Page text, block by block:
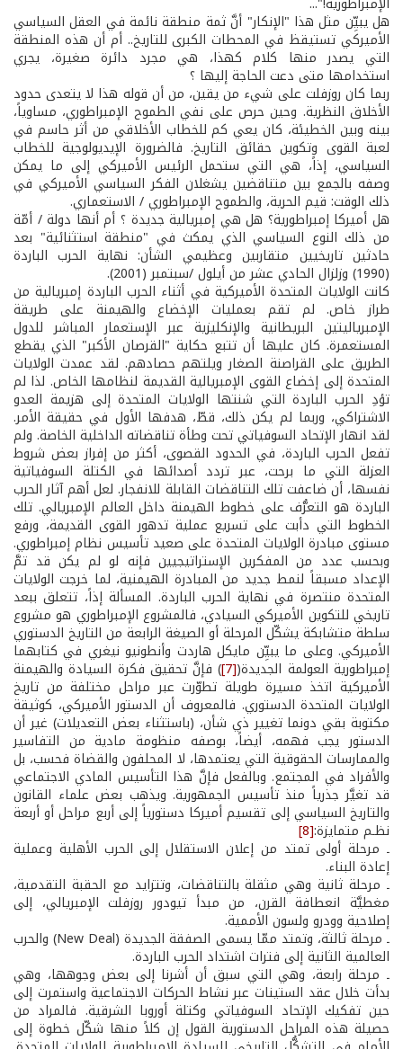
هل يبيِّن مثل هذا "الإنكار" أنَّ ثمة منطقة نائمة في العقل السياسي
الأميركي تستيقظ في المحطات الكبرى للتاريخ.. أم أن هذه المنطقة
التي يصدر منها كلام كهذا، هي مجرد دائرة صغيرة، يجري
استخدامها متى دعت الحاجة إليها ؟
ربما كان روزفلت على شيء من يقين، من أن قوله هذا لا يتعدى حدود
الأخلاق النظرية. وحين حرص على نفي الطموح الإمبراطوري، مساوياً،
بينه وبين الخطيئة، كان يعي كم للخطاب الأخلاقي من أثر حاسم في
لعبة القوى وتكوين حقائق التاريخ. فالضرورة الإيديولوجية للخطاب
السياسي، إذاً، هي التي ستحمل الرئيس الأميركي إلى ما يمكن
وصفه بالجمع بين متناقضين يشغلان الفكر السياسي الأميركي في
ذلك الوقت: قيم الحرية، والطموح الإمبراطوري / الاستعماري.
هل أميركا إمبراطورية؟ هل هي إمبريالية جديدة ؟ أم أنها دولة / أمّة
من ذلك النوع السياسي الذي يمكث في "منطقة استثنائية" بعد
حادثين تاريخيين متقاربين وعظيمي الشأن: نهاية الحرب الباردة
(1990) وزلزال الحادي عشر من أيلول /سبتمبر (2001).
كانت الولايات المتحدة الأميركية في أثناء الحرب الباردة إمبريالية من
طراز خاص. لم تقم بعمليات الإخضاع والهيمنة على طريقة
الإمبرياليتين البريطانية والإنكليزية عبر الإستعمار المباشر للدول
المستعمرة. كان عليها أن تتبع حكاية "القرصان الأكبر" الذي يقطع
الطريق على القراصنة الصغار ويلتهم حصادهم. لقد عمدت الولايات
المتحدة إلى إخضاع القوى الإمبريالية القديمة لنظامها الخاص. لذا لم
تؤدِ الحرب الباردة التي شنتها الولايات المتحدة إلى هزيمة العدو
الاشتراكي، وربما لم يكن ذلك، قطّ، هدفها الأول في حقيقة الأمر.
لقد انهار الإتحاد السوفياتي تحت وطأة تناقضاته الداخلية الخاصة. ولم
تفعل الحرب الباردة، في الحدود القصوى، أكثر من إفراز بعض شروط
العزلة التي ما برحت، عبر تردد أصدائها في الكتلة السوفياتية
نفسها، أن ضاعفت تلك التناقضات القابلة للانفجار. لعل أهم آثار الحرب
الباردة هو التعرُّف على خطوط الهيمنة داخل العالم الإمبريالي. تلك
الخطوط التي دأبت على تسريع عملية تدهور القوى القديمة، ورفع
مستوى مبادرة الولايات المتحدة على صعيد تأسيس نظام إمبراطوري.
وبحسب عدد من المفكرين الإستراتيجيين فإنه لو لم يكن قد تمَّ
الإعداد مسبقاً لنمط جديد من المبادرة الهيمنية، لما خرجت الولايات
المتحدة منتصرة في نهاية الحرب الباردة. المسألة إذاً، تتعلق ببعد
تاريخي للتكوين الأميركي السيادي، فالمشروع الإمبراطوري هو مشروع
سلطة متشابكة يشكّل المرحلة أو الصيغة الرابعة من التاريخ الدستوري
الأميركي. وعلى ما يبيِّن مايكل هاردت وأنطونيو نيغري في كتابهما
إمبراطورية العولمة الجديدة([7] ) فإنَّ تحقيق فكرة السيادة والهيمنة
الأميركية اتخذ مسيرة طويلة تطوّرت عبر مراحل مختلفة من تاريخ
الولايات المتحدة الدستوري. فالمعروف أن الدستور الأميركي، كوثيقة
مكتوبة بقي دونما تغيير ذي شأن، (باستثناء بعض التعديلات) غير أن
الدستور يجب فهمه، أيضاً، بوصفه منظومة مادية من التفاسير
والممارسات الحقوقية التي يعتمدها، لا المحلفون والقضاة فحسب، بل
والأفراد في المجتمع. وبالفعل فإنَّ هذا التأسيس المادي الاجتماعي
قد تغيَّر جذرياً منذ تأسيس الجمهورية. ويذهب بعض علماء القانون
والتاريخ السياسي إلى تقسيم أميركا دستورياً إلى أربع مراحل أو أربعة
نظـم متمايزة:[8]
ـ مرحلة أولى تمتد من إعلان الاستقلال إلى الحرب الأهلية وعملية
إعادة البناء.
ـ مرحلة ثانية وهي مثقلة بالتناقضات، وتتزايد مع الحقبة التقدمية،
مغطيَّة انعطافة القرن، من مبدأ تيودور روزفلت الإمبريالي، إلى
إصلاحية وودرو ولسون الأممية.
ـ مرحلة ثالثة، وتمتد ممّا يسمى الصفقة الجديدة (New Deal) والحرب
العالمية الثانية إلى فترات اشتداد الحرب الباردة.
ـ مرحلة رابعة، وهي التي سبق أن أشرنا إلى بعض وجوهها، وهي
بدأت خلال عقد الستينات عبر نشاط الحركات الاجتماعية واستمرت إلى
حين تفكيك الإتحاد السوفياتي وكتلة أوروبا الشرقية. فالمراد من
حصيلة هذه المراحل الدستورية القول إن كلاً منها شكّل خطوة إلى